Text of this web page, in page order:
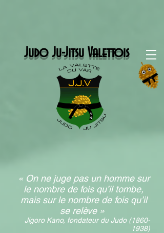
Judo Ju-Jitsu Valettois
« On ne juge pas un homme sur
le nombre de fois qu’il tombe,
mais sur le nombre de fois qu’il
se relève »
Jigoro Kano, fondateur du Judo (1860-
1938)